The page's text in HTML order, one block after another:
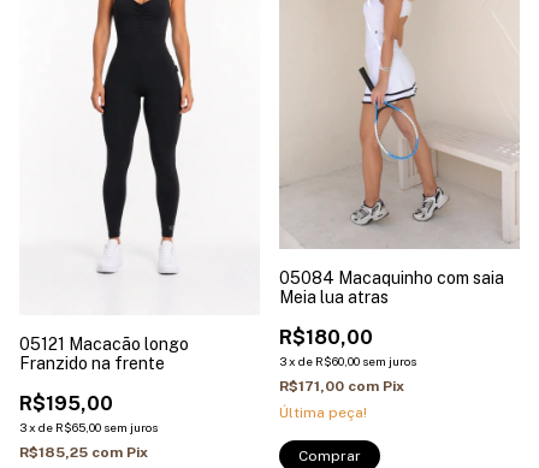
05121 Macacão longo
Franzido na frente
R$195,00
3x de R$65,00 sem juros
R$185,25 com Pix
05084 Macaquinho com saia
Meia lua atras
R$180,00
3x de R$60,00 sem juros
R$171,00 com Pix
Última peça!